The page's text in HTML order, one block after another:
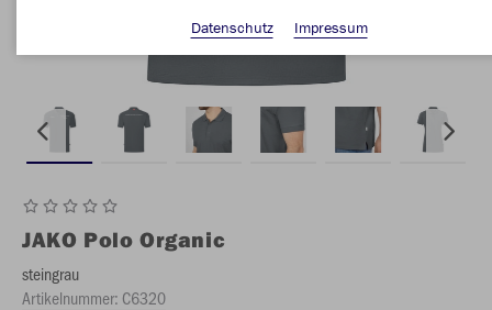
JAKO Polo Organic
steingrau
Artikelnummer: C6320
Datenschutz
Impressum